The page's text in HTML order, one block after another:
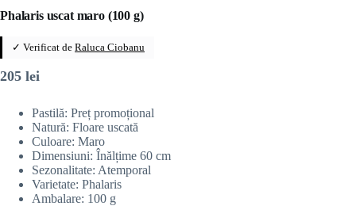
Phalaris uscat maro (100 g)
✓ Verificat de Raluca Ciobanu
205 lei
Pastilă: Preț promoțional
Natură: Floare uscată
Culoare: Maro
Dimensiuni: Înălțime 60 cm
Sezonalitate: Atemporal
Varietate: Phalaris
Ambalare: 100 g